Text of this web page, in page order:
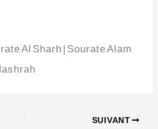
Al Sharh | Sourate Alam
SUIVANT